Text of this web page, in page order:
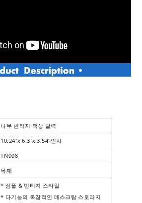
나무 빈티지 책상 달력
10.24"x 6.3"x 3.54"인치
TN008
목재
* 심플 & 빈티지 스타일
* 다기능의 독창적인 데스크탑 스토리지